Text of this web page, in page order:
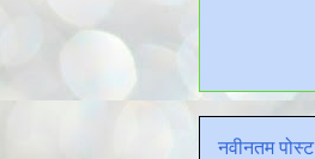
नवीनतम पोस्ट